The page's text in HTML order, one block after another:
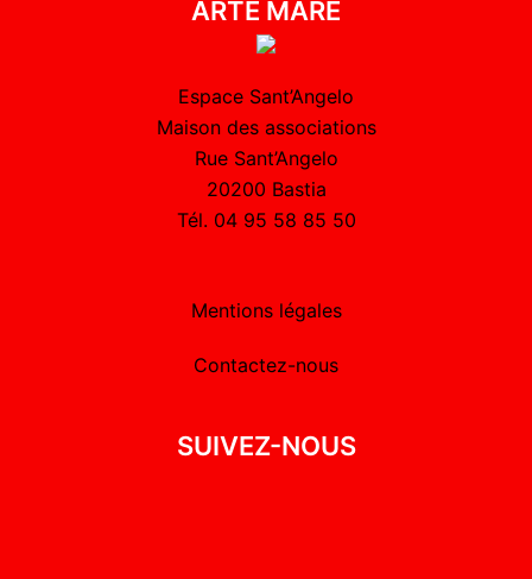
ARTE MARE
Espace Sant’Angelo
Maison des associations
Rue Sant’Angelo
20200 Bastia
Tél. 04 95 58 85 50
Mentions légales
Contactez-nous
SUIVEZ-NOUS